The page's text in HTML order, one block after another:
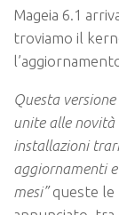
Mageia 6.1
troviamo il
Questa
unite alle novità
installazioni
aggiornamenti
mesi”queste le